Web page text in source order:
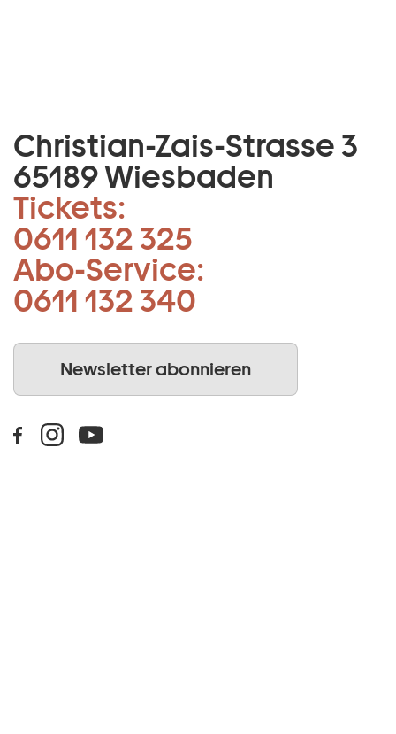
Christian-Zais-Strasse 3
65189 Wiesbaden
Tickets:
0611 132 325
Abo-Service:
0611 132 340
Newsletter abonnieren